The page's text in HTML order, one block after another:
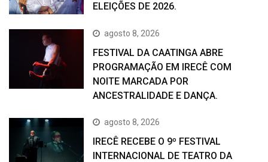
ELEIÇÕES DE 2026.
agosto 8, 2026
FESTIVAL DA CAATINGA ABRE
PROGRAMAÇÃO EM IRECÊ COM
NOITE MARCADA POR
ANCESTRALIDADE E DANÇA.
agosto 8, 2026
IRECÊ RECEBE O 9º FESTIVAL
INTERNACIONAL DE TEATRO DA